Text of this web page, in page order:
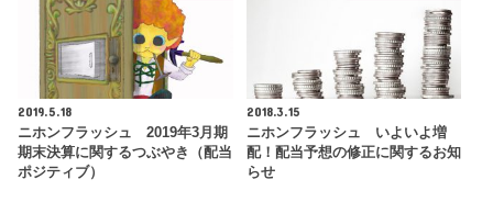
2019.5.18
ニホンフラッシュ 2019年3月期
期末決算に関するつぶやき（配当
ポジティブ）
2018.3.15
ニホンフラッシュ いよいよ増
配！配当予想の修正に関するお知
らせ